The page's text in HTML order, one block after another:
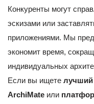
Конкуренты могут
эскизами или
приложениями. Мы
экономит время,
индивидуальных
Если вы ищете лучший
ArchiMate или